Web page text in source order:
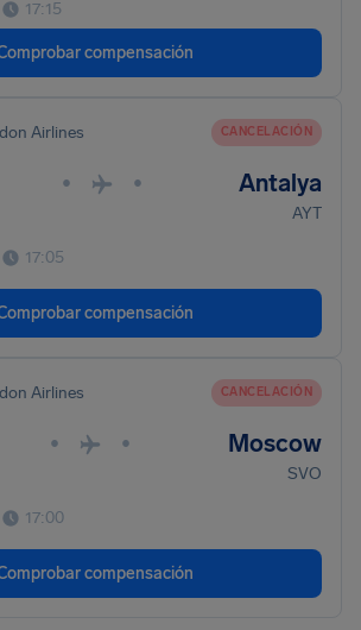
17:15
compensación
Airlines CANCELACIÓN
• • Antalya
AYT
17:05
compensación
Airlines CANCELACIÓN
• • Moscow
SVO
17:00
compensación